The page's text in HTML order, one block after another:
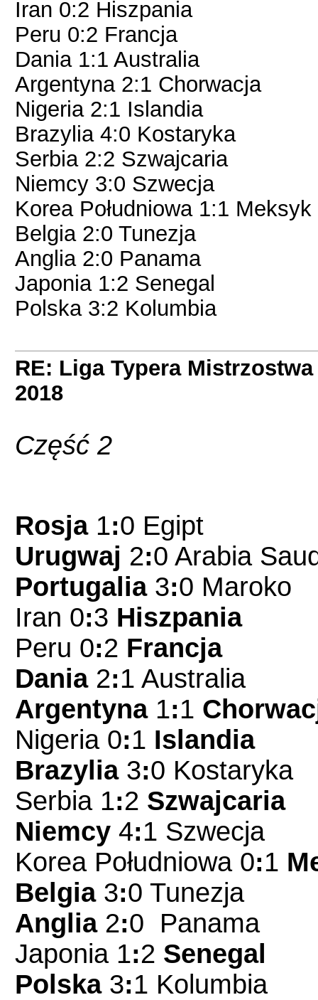
Iran 0:2 Hiszpania
Peru 0:2 Francja
Dania 1:1 Australia
Argentyna 2:1 Chorwacja
Nigeria 2:1 Islandia
Brazylia 4:0 Kostaryka
Serbia 2:2 Szwajcaria
Niemcy 3:0 Szwecja
Korea Południowa 1:1 Meksyk
Belgia 2:0 Tunezja
Anglia 2:0 Panama
Japonia 1:2 Senegal
Polska 3:2 Kolumbia
RE: Liga Typera Mistrzostwa
2018
Część 2
Rosja 1:0 Egipt
Urugwaj 2:0 Arabia
Portugalia3:0 Maroko
Iran 0:3 Hiszpania
Peru 0:2 Francja
Dania2:1 Australia
Argentyna1:1
Nigeria 0:1 Islandia
Brazylia3:0 Kostaryka
Serbia 1:2 Szwajcaria
Niemcy 4:1 Szwecja
Korea Południowa 0:1
Belgia3:0 Tunezja
Anglia2:0 Panama
Japonia 1:2 Senegal
Polska3:1 Kolumbia